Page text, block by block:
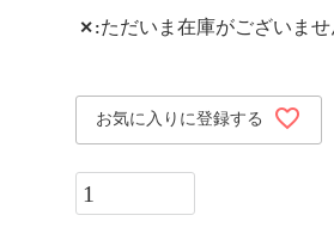
✕ ただいま在庫がございま
お気に入りに登録する